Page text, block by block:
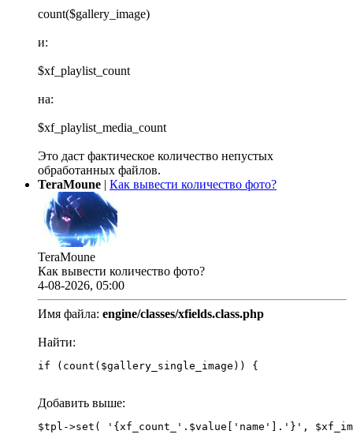
count($gallery_image)
и:
$xf_playlist_count
на:
$xf_playlist_media_count
Это даст фактическое количество непустых
обработанных файлов.
TeraMoune | Как вывести количество фото?
TeraMoune
Как вывести количество фото?
4-08-2026, 05:00
Имя файла: engine/classes/xfields.class.php
Найти:
if (count($gallery_single_image)) {
Добавить выше: